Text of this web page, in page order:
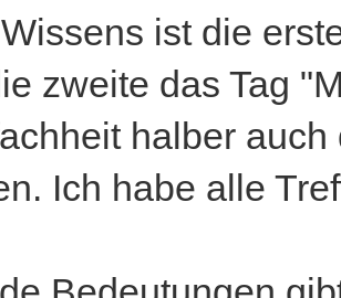
ist die
zweite das Tag
halber
Ich habe alle